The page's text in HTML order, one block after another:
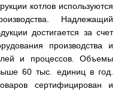
котлов используются
Надлежащий
достигается за счет
производства и
и процессов. Объемы
60 тыс. единиц в год.
сертифицирован и